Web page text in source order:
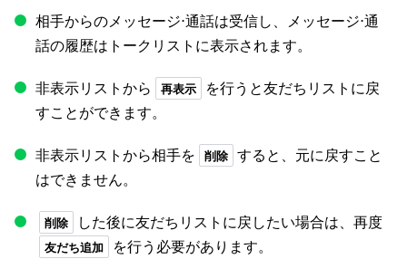
相手からのメッセージ⋅通話は受信し、メッセージ⋅通
話の履歴はトークリストに表示されます。
非表示リストから 再表示
を行うと友だちリストに戻
すことができます。
非表示リストから相手を 削除 すると、元に戻すこと
はできません。
削除 した後に友だちリストに戻したい場合は、再度
友だち追加 を行う必要があります。